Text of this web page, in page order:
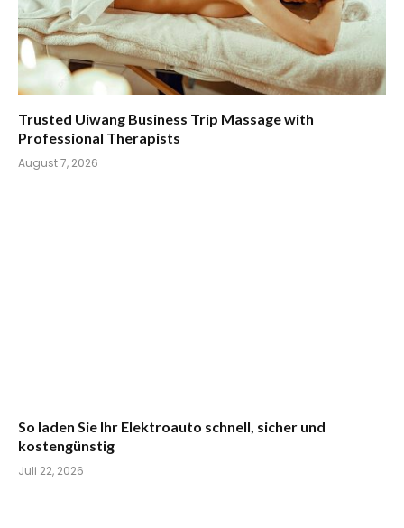
Trusted Uiwang Business Trip Massage with
Professional Therapists
August 7, 2026
So laden Sie Ihr Elektroauto schnell, sicher und
kostengünstig
Juli 22, 2026